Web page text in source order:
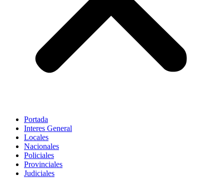
Portada
Interes General
Locales
Nacionales
Policiales
Provinciales
Judiciales